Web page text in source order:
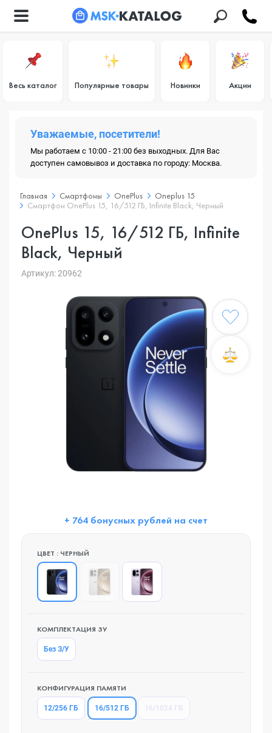
Весь каталог Популярные товары Новинки Акции
Уважаемые, посетители!
Мы работаем с 10:00 - 21:00 без выходных. Для Вас
доступен самовывоз и доставка по городу: Москва.
Главная Смартфоны OnePlus
Oneplus 15
Смартфон OnePlus 15, 16/512 ГБ, Infinite Black, Черный
OnePlus 15, 16/512 ГБ, Infinite
Black, Черный
Артикул: 20962
+ 764 бонусных рублей на счет
ЦВЕТ : ЧЕРНЫЙ
КОМПЛЕКТАЦИЯ ЗУ
Без З/У
КОНФИГУРАЦИЯ ПАМЯТИ
12/256 ГБ 16/512 ГБ